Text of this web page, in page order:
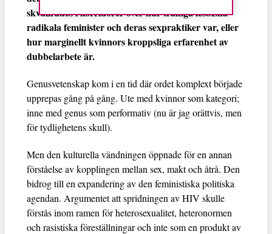
skvallrades i korridorer över hur tråkiga lesbiska
radikala feminister och deras sexpraktiker var, eller
hur marginellt kvinnors kroppsliga erfarenhet av
dubbelarbete är.
Genusvetenskap kom i en tid där ordet komplext började
upprepas gång på gång. Ute med kvinnor som kategori;
inne med genus som performativ (nu är jag orättvis, men
för tydlighetens skull).
Men den kulturella vändningen öppnade för en annan
förståelse av kopplingen mellan sex, makt och åtrå. Den
bidrog till en expandering av den feministiska politiska
agendan. Argumentet att spridningen av HIV skulle
förstås inom ramen för heterosexualitet, heteronormen
och rasistiska föreställningar och inte som en produkt av